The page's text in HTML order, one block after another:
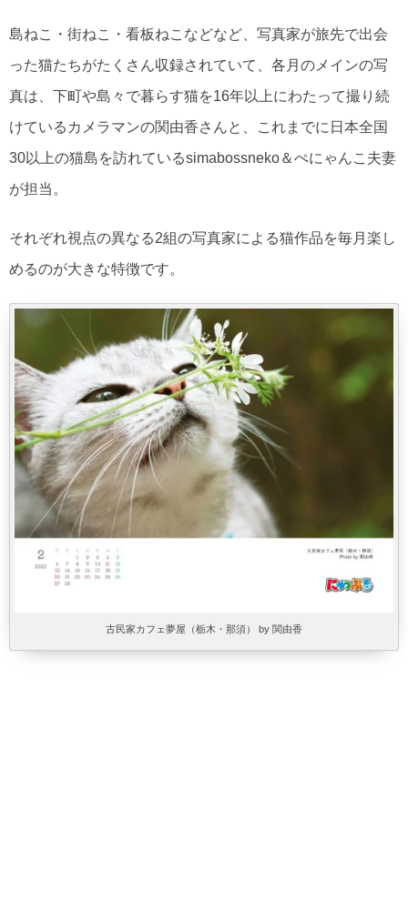
島ねこ・街ねこ・看板ねこなどなど、写真家が旅先で出会
った猫たちがたくさん収録されていて、各月のメインの写
真は、下町や島々で暮らす猫を16年以上にわたって撮り続
けているカメラマンの関由香さんと、これまでに日本全国
30以上の猫島を訪れているsimabossneko＆ぺにゃんこ夫妻
が担当。
それぞれ視点の異なる2組の写真家による猫作品を毎月楽し
めるのが大きな特徴です。
古民家カフェ夢屋（栃木・那須） by 関由香